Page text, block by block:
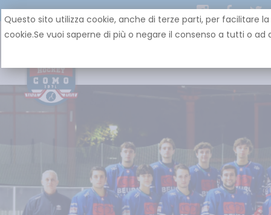
Questo sito utilizza cookie, anche di terze parti, per facilitare
cookie.Se vuoi saperne di più o negare il consenso a tutti o ad